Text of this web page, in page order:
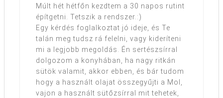
Múlt hét hétfőn kezdtem a 30 napos rutint
építgetni. Tetszik a rendszer.:)
Egy kérdés foglalkoztat jó ideje, és Te
talán meg tudsz rá felelni, vagy kideríteni
mi a legjobb megoldás. Én sertészsírral
dolgozom a konyhában, ha nagy ritkán
sütök valamit, akkor ebben, és bár tudom
hogy a használt olajat összegyűjti a Mol,
vajon a használt sütőzsírral mit tehetek,